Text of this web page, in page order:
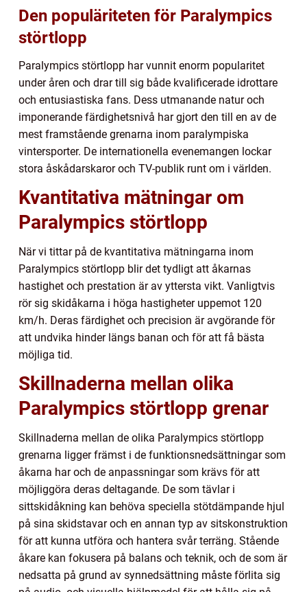
Den populäriteten för Paralympics
störtlopp
Paralympics störtlopp har vunnit enorm popularitet
under åren och drar till sig både kvalificerade idrottare
och entusiastiska fans. Dess utmanande natur och
imponerande färdighetsnivå har gjort den till en av de
mest framstående grenarna inom paralympiska
vintersporter. De internationella evenemangen lockar
stora åskådarskaror och TV-publik runt om i världen.
Kvantitativa mätningar om
Paralympics störtlopp
När vi tittar på de kvantitativa mätningarna inom
Paralympics störtlopp blir det tydligt att åkarnas
hastighet och prestation är av yttersta vikt. Vanligtvis
rör sig skidåkarna i höga hastigheter uppemot 120
km/h. Deras färdighet och precision är avgörande för
att undvika hinder längs banan och för att få bästa
möjliga tid.
Skillnaderna mellan olika
Paralympics störtlopp grenar
Skillnaderna mellan de olika Paralympics störtlopp
grenarna ligger främst i de funktionsnedsättningar som
åkarna har och de anpassningar som krävs för att
möjliggöra deras deltagande. De som tävlar i
sittskidåkning kan behöva speciella stötdämpande hjul
på sina skidstavar och en annan typ av sitskonstruktion
för att kunna utföra och hantera svår terräng. Stående
åkare kan fokusera på balans och teknik, och de som är
nedsatta på grund av synnedsättning måste förlita sig